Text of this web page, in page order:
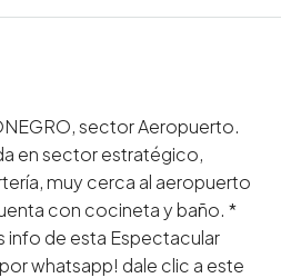
sector Aeropuerto.
en sector estratégico,
muy cerca al aeropuerto
con cocineta y baño. *
info de esta Espectacular
whatsapp! dale clic a este